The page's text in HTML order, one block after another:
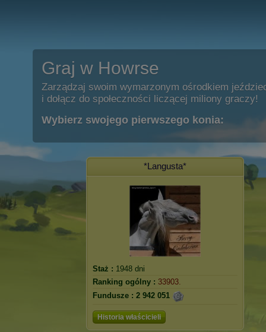
Graj w Howrse
Zarządzaj swoim wymarzonym ośrodkiem
i dołącz do społeczności liczącej miliony graczy!
Wybierz swojego pierwszego konia:
*Langusta*
Staż : 1948 dni
Ranking ogólny : 33903.
Fundusze : 2 942 051
Historia właścicieli